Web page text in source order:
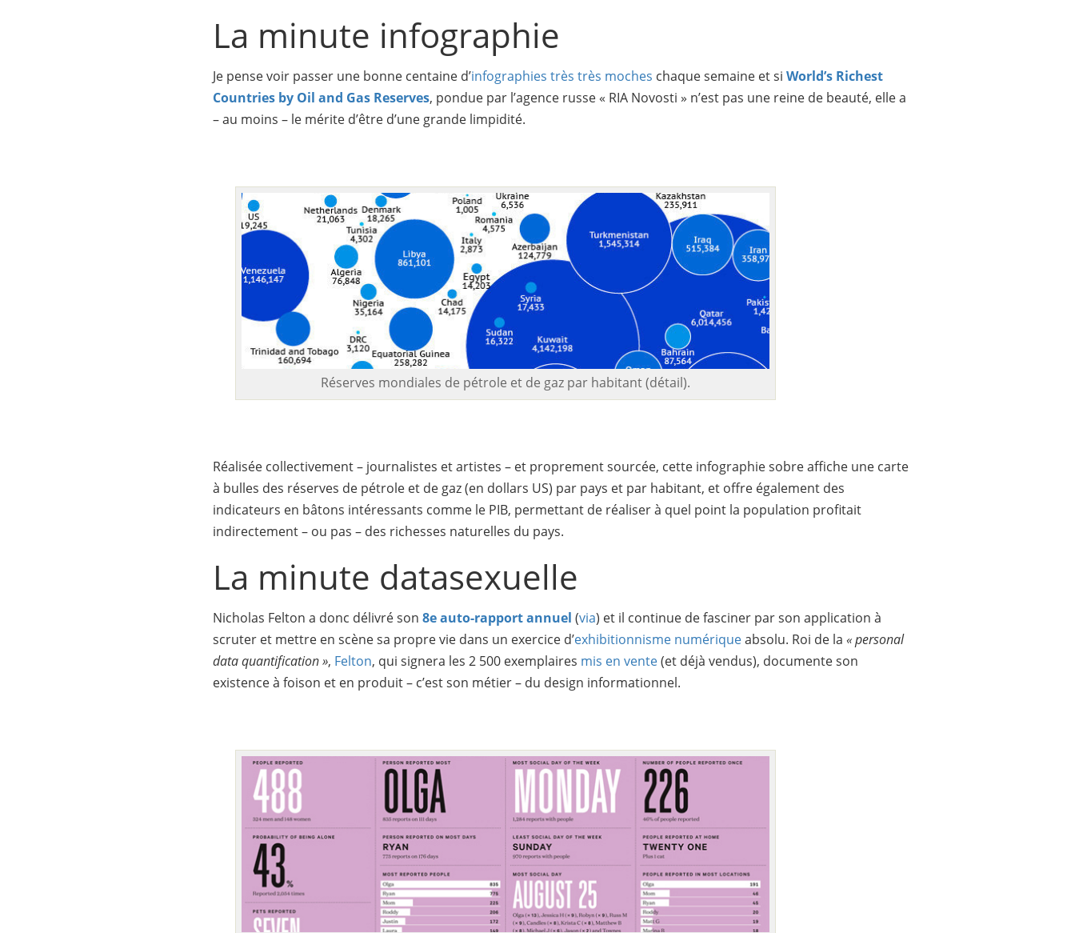
La minute infographie
Je pense voir passer une bonne centaine d’infographies très très moches chaque semaine et siWorld’s Richest
Countries by Oil and Gas Reserves, pondue par l’agence russe « RIA Novosti » n’est pas une reine de beauté, elle a
– au moins – le mérite d’être d’une grande limpidité.
Réserves mondiales de pétrole et de gaz par habitant (détail).
Réalisée collectivement – journalistes et artistes – et proprement sourcée, cette infographie sobre affiche une carte
à bulles des réserves de pétrole et de gaz (en dollars US) par pays et par habitant, et offre également des
indicateurs en bâtons intéressants comme le PIB, permettant de réaliser à quel point la population profitait
indirectement – ou pas – des richesses naturelles du pays.
La minute datasexuelle
Nicholas Felton a donc délivré son8e auto-rapport annuel (via) et il continue de fasciner par son application à
scruter et mettre en scène sa propre vie dans un exercice d’exhibitionnisme numériqueabsolu. Roi de la« personal
data quantification », Felton, qui signera les 2 500 exemplaires mis en vente(et déjà vendus), documente son
existence à foison et en produit – c’est son métier – du design informationnel.